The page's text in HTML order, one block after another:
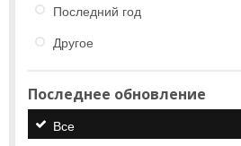
Последний год
Другое
Последнее обновление
Все